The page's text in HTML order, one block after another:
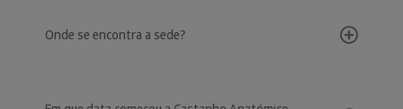
Onde se encontra a sede?